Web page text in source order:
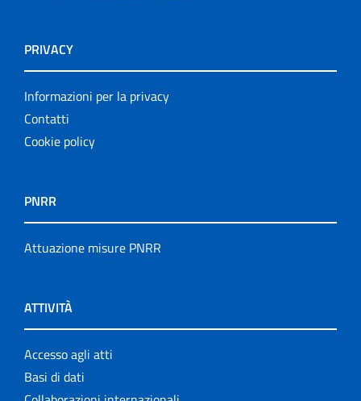
PRIVACY
Informazioni per la privacy
Contatti
Cookie policy
PNRR
Attuazione misure PNRR
ATTIVITÀ
Accesso agli atti
Basi di dati